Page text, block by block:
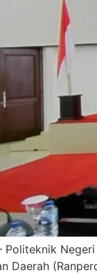
Politeknik
Daerah